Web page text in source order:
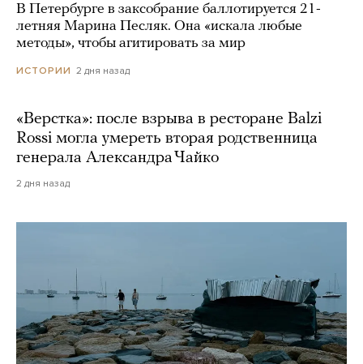
В Петербурге в заксобрание баллотируется 21-
летняя Марина Песляк. Она «искала любые
методы», чтобы агитировать за мир
ИСТОРИИ 2 дня назад
«Верстка»: после взрыва в ресторане Balzi
Rossi могла умереть вторая родственница
генерала Александра Чайко
2 дня назад